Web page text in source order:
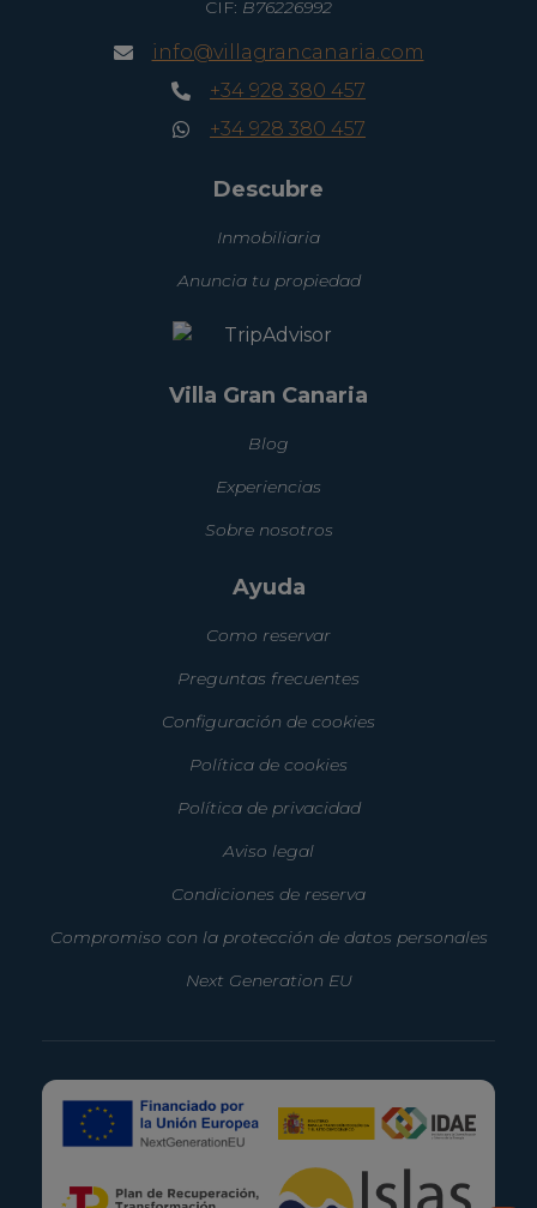
CIF: B76226992
info@villagrancanaria.com
+34 928 380 457
+34 928 380 457
Descubre
Inmobiliaria
Anuncia tu propiedad
Villa Gran Canaria
Blog
Experiencias
Sobre nosotros
Ayuda
Como reservar
Preguntas frecuentes
Configuración de cookies
Política de cookies
Política de privacidad
Aviso legal
Condiciones de reserva
Compromiso con la protección de datos personales
Next Generation EU